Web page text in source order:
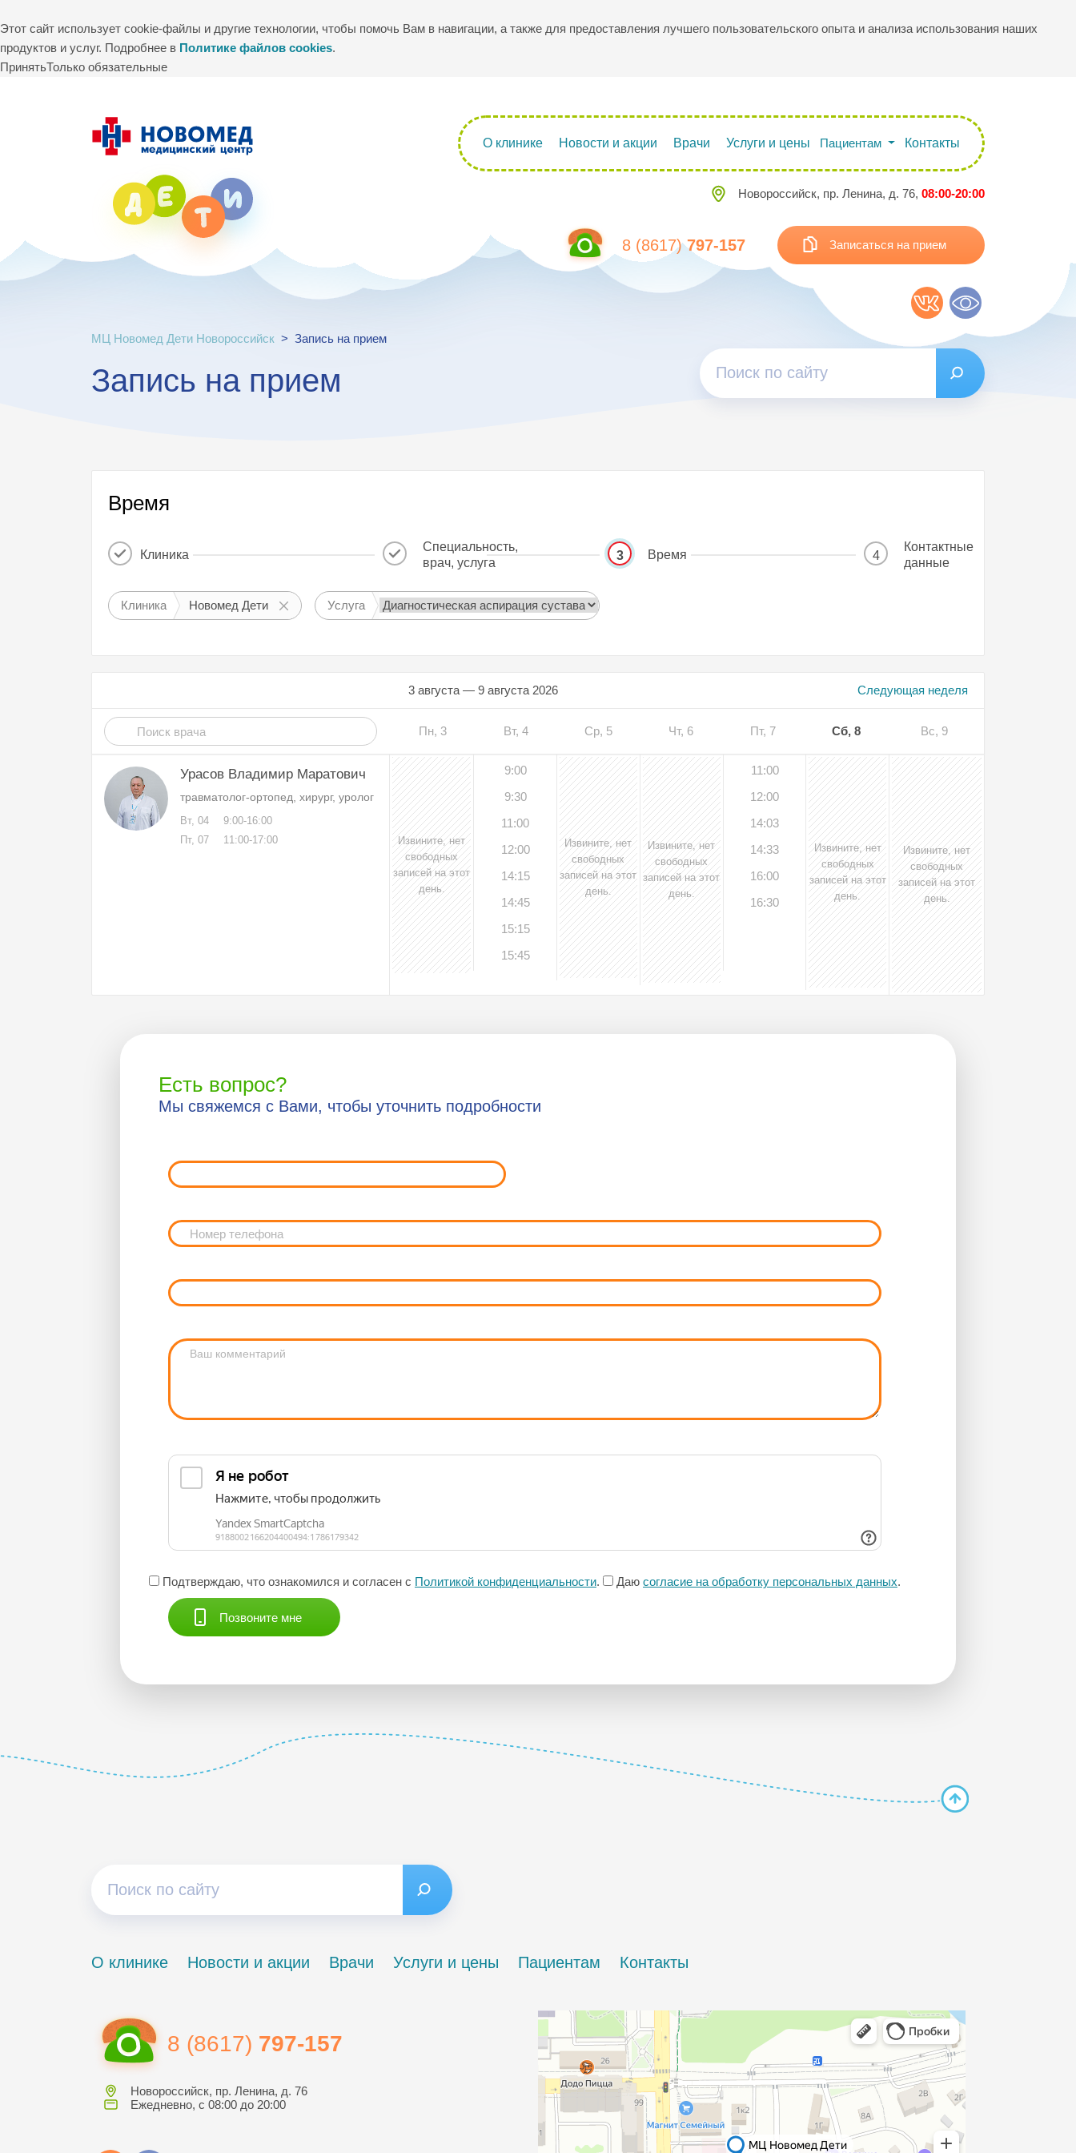
Этот сайт использует cookie-файлы и другие технологии, чтобы помочь Вам в навигации, а также для предоставления лучшего пользовательского опыта и анализа использования наших
продуктов и услуг. Подробнее в Политике файлов cookies.
ПринятьТолько обязательные
О клинике Новости и акции Врачи Услуги и цены Пациентам Контакты
Новороссийск, пр. Ленина, д. 76, 08:00-20:00
8 (8617)797-157 Записаться на прием
МЦ Новомед Дети Новороссийск > Запись на прием
Запись на прием
Время
Клиника
Специальность,
врач, услуга
3 Время 4
Контактные
данные
Клиника Новомед Дети Услуга
Следующая неделя
3 августа — 9 августа 2026
Пн, 3 Вт, 4 Ср, 5 Чт, 6 Пт, 7 Сб, 8 Вс, 9
Урасов Владимир Маратович
травматолог-ортопед, хирург, уролог
Вт, 04
9:00-16:00
Пт, 07
11:00-17:00
Извините, нет
свободных
записей на этот
день.
9:00
9:30
11:00
12:00
14:15
14:45
15:15
15:45
Извините, нет
свободных
записей на этот
день.
Извините, нет
свободных
записей на этот
день.
11:00
12:00
14:03
14:33
16:00
16:30
Извините, нет
свободных
записей на этот
день.
Извините, нет
свободных
записей на этот
день.
Есть вопрос?
Мы свяжемся с Вами, чтобы уточнить подробности
Подтверждаю, что ознакомился и согласен с Политикой конфиденциальности. Даю согласие на обработку персональных данных.
Позвоните мне
О клинике Новости и акции Врачи Услуги и цены Пациентам Контакты
8 (8617) 797-157
Новороссийск, пр. Ленина, д. 76
Ежедневно, с 08:00 до 20:00